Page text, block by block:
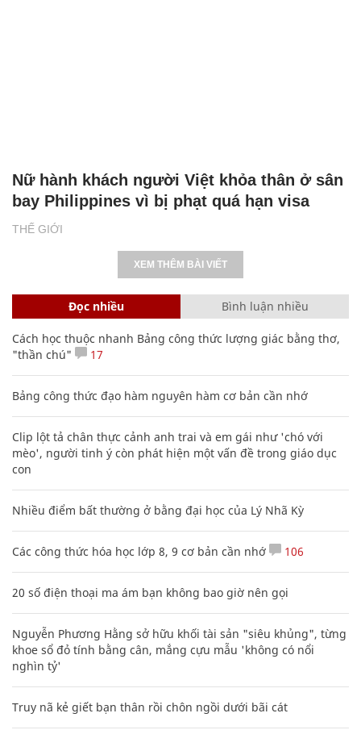
THẾ GIỚI
Nữ hành khách người Việt khỏa thân ở sân
bay Philippines vì bị phạt quá hạn visa
XEM THÊM BÀI VIẾT
Đọc nhiều Bình luận nhiều
Cách học thuộc nhanh Bảng công thức lượng giác bằng thơ,
"thần chú"
17
Bảng công thức đạo hàm nguyên hàm cơ bản cần nhớ
Clip lột tả chân thực cảnh anh trai và em gái như 'chó với
mèo', người tinh ý còn phát hiện một vấn đề trong giáo dục
con
Nhiều điểm bất thường ở bằng đại học của Lý Nhã Kỳ
Các công thức hóa học lớp 8, 9 cơ bản cần nhớ 106
20 số điện thoại ma ám bạn không bao giờ nên gọi
Nguyễn Phương Hằng sở hữu khối tài sản "siêu khủng", từng
khoe sổ đỏ tính bằng cân, mắng cựu mẫu 'không có nổi
nghìn tỷ'
Truy nã kẻ giết bạn thân rồi chôn ngồi dưới bãi cát